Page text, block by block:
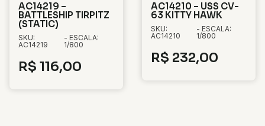
AC14219 –
BATTLESHIP TIRPITZ
(STATIC)
SKU:
AC14219
- ESCALA:
1/800
R$ 116,00
AC14210 – USS CV-
63 KITTY HAWK
SKU:
AC14210
- ESCALA:
1/800
R$ 232,00